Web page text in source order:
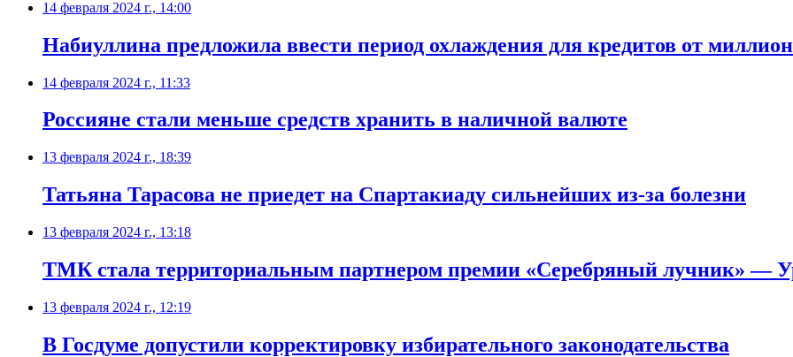
14 февраля 2024 г., 14:00
Набиуллина предложила ввести период охлаждения для кредитов от
14 февраля 2024 г., 11:33
Россияне стали меньше средств хранить в наличной валюте
13 февраля 2024 г., 18:39
Татьяна Тарасова не приедет на Спартакиаду сильнейших из-за болезни
13 февраля 2024 г., 13:18
ТМК стала территориальным партнером премии «Серебряный лучник» —
13 февраля 2024 г., 12:19
В Госдуме допустили корректировку избирательного законодательства